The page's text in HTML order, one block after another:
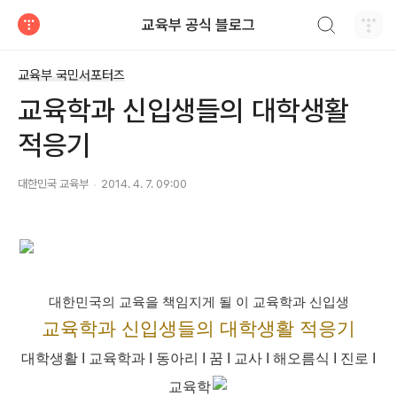
교육부 공식 블로그
교육부 국민서포터즈
교육학과 신입생들의 대학생활
적응기
대한민국 교육부 2014. 4. 7. 09:00
대한민국의 교육을 책임지게 될 이 교육학과 신입생
교육학과 신입생들의 대학생활 적응기
대학생활 I 교육학과 I 동아리 I 꿈 I 교사 I 해오름식 I 진로 I
교육학